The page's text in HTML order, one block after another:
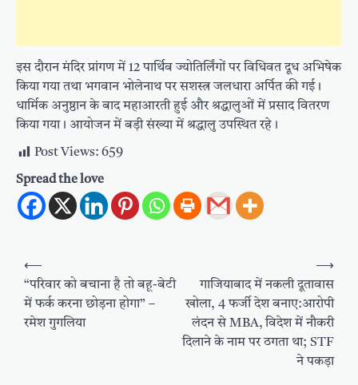
इस दौरान मंदिर प्रांगण में 12 पार्थिव ज्योतिर्लिंगों पर विधिवत दूध अभिषेक
किया गया तथा भगवान भोलेनाथ पर सशस्त्र जलधारा अर्पित की गई।
धार्मिक अनुष्ठान के बाद महाआरती हुई और श्रद्धालुओं में प्रसाद वितरण
किया गया। आयोजन में बड़ी संख्या में श्रद्धालु उपस्थित रहे।
Post Views: 659
Spread the love
Post
navigation
⟵
“परिवार को बचाना है तो बहू-बेटी
में फर्क करना छोड़ना होगा” –
रमेश गुगलिया
गाजियाबाद में नकली दूतावास
खोला, 4 फर्जी देश बनाए:आरोपी
लंदन से MBA, विदेश में नौकरी
दिलाने के नाम पर ठगता था; STF
ने पकड़ा
⟶